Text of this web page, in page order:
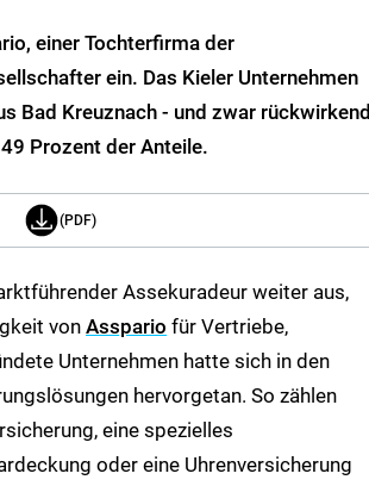
einer Tochterfirma der
ein. Das Kieler Unternehmen
Bad Kreuznach - und zwar rückwirkend
Prozent der Anteile.
(PDF)
Assekuradeur weiter aus,
von Asspario für Vertriebe,
Unternehmen hatte sich in den
hervorgetan. So zählen
eine spezielles
oder eine Uhrenversicherung